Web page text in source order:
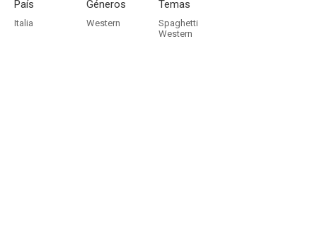
País
Italia
Géneros
Western
Temas
Spaghetti
Western